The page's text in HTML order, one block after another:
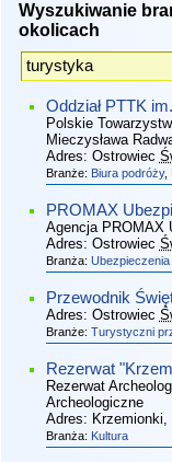
Wyszukiwanie
okolicach
Oddział PTTK
Polskie
Mieczysława
Adres: Ostrowiec
Branże: Biura podróży,
PROMAX
Agencja PROMAX
Adres: Ostrowiec
Branża: Ubezpieczenia
Przewodnik
Adres: Ostrowiec
Branże: Turystyczni
Rezerwat
Rezerwat
Archeologiczne
Adres: Krzemionki,
Branża: Kultura